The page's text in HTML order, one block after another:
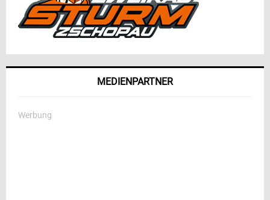
MEDIENPARTNER
Werbung